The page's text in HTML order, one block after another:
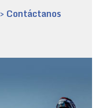
> Contáctanos